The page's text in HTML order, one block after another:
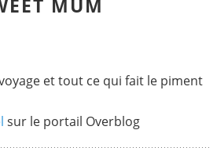
MUM
et tout ce qui fait le piment
sur le portail Overblog